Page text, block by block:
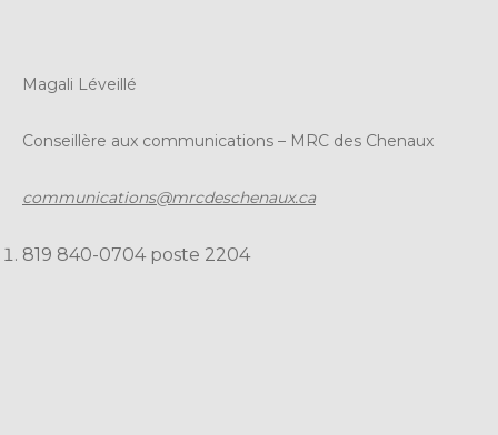
Magali Léveillé
Conseillère aux communications – MRC des Chenaux
communications@mrcdeschenaux.ca
819 840-0704 poste 2204